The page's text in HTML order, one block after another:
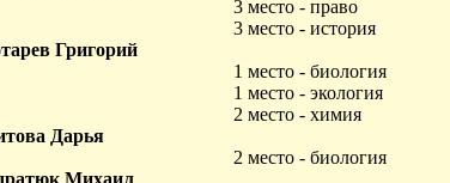
3 место - право
3 место - история
Григорий
1 место - биология
1 место - экология
2 место - химия
Дарья
2 место - биология
Михаил